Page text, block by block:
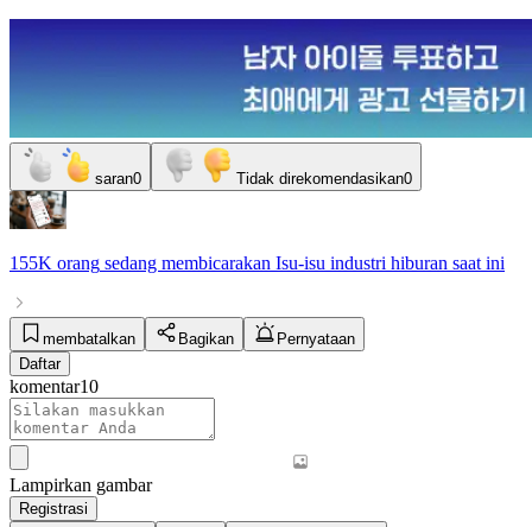
saran0 Tidak direkomendasikan0
155K orang sedang membicarakan Isu-isu industri hiburan saat ini
membatalkan Bagikan
Pernyataan
Daftar
komentar10
Lampirkan gambar
Registrasi